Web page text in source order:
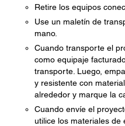
Retire los equipos
Use un maletín de
mano.
Cuando transporte el
como equipaje
transporte. Luego,
y resistente con
alrededor y marque la
Cuando envíe el
utilice los materiales de